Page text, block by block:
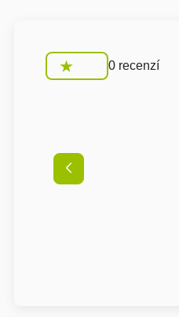
0 recenzí